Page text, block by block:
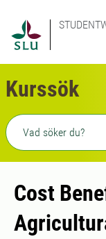
Kurssök
Fritext sökning
Cost